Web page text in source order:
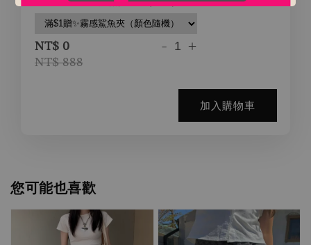
NT$ 0
NT$ 888
- +
加入購物車
您可能也喜歡